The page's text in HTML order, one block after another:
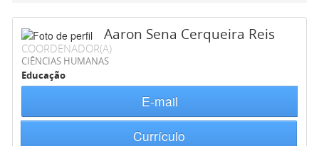
Aaron Sena Cerqueira Reis
COORDENADOR(A)
CIÊNCIAS HUMANAS
Educação
E-mail
Currículo